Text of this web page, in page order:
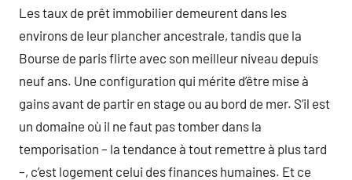
Les taux de prêt immobilier demeurent dans les
environs de leur plancher ancestrale, tandis que la
Bourse de paris flirte avec son meilleur niveau depuis
neuf ans. Une configuration qui mérite d’être mise à
gains avant de partir en stage ou au bord de mer. S’il est
un domaine où il ne faut pas tomber dans la
temporisation – la tendance à tout remettre à plus tard
–, c’est logement celui des finances humaines. Et ce